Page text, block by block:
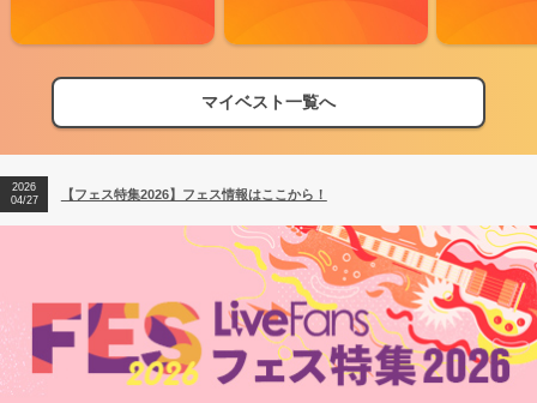
マイベスト一覧へ
【フェス特集2026】フェス情報はここから！
【ライブ動員ランキング】2026年上半期編発表！
2026
04/27
【フェス特集2026】フェス情報はここから！
2026
【ライブ動員ランキング】2026年上半期編発表！